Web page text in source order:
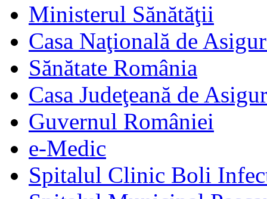
Ministerul Sănătăţii
Casa Naţională de
Sănătate România
Casa Judeţeană de
Guvernul României
e-Medic
Spitalul Clinic Boli